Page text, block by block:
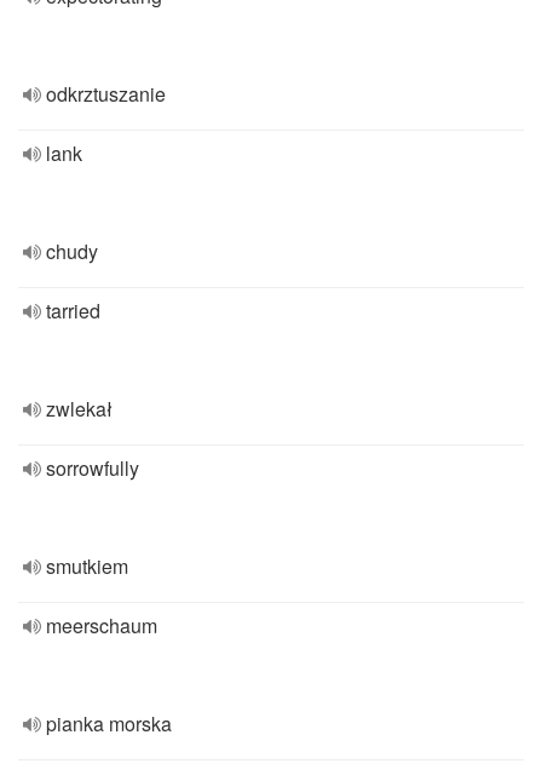
odkrztuszanie
lank
chudy
tarried
zwlekał
sorrowfully
smutkiem
meerschaum
pianka morska